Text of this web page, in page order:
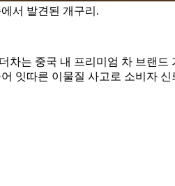
서 발견된 개구리.
차는 중국 내 프리미엄 차 브랜
잇따른 이물질 사고로 소비자 신